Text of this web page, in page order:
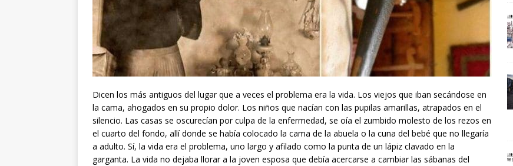
Dicen los más antiguos del lugar que a veces el problema era la vida. Los viejos que iban secándose en
la cama, ahogados en su propio dolor. Los niños que nacían con las pupilas amarillas, atrapados en el
silencio. Las casas se oscurecían por culpa de la enfermedad, se oía el zumbido molesto de los rezos en
el cuarto del fondo, allí donde se había colocado la cama de la abuela o la cuna del bebé que no llegaría
a adulto. Sí, la vida era el problema, uno largo y afilado como la punta de un lápiz clavado en la
garganta. La vida no dejaba llorar a la joven esposa que debía acercarse a cambiar las sábanas del